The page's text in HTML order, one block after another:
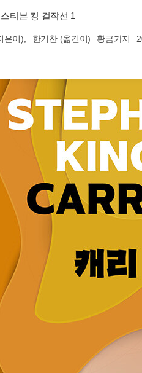
스티븐 킹 걸작선 1
은이), 한기찬(옮긴이) 황금가지